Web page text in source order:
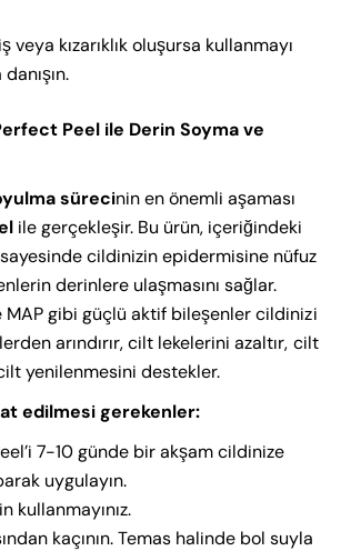
kızarıklık oluşursa kullanmayı
Peel ile Derin Soyma ve
sürecinin en önemli aşaması
ile gerçekleşir. Bu ürün, içeriğindeki
cildinizin epidermisine nüfuz
derinlere ulaşmasını sağlar.
MAP gibi güçlü aktif bileşenler cildinizi
arındırır, cilt lekelerini azaltır, cilt
yenilenmesini destekler.
edilmesi gerekenler:
7-10 günde bir akşam cildinize
uygulayın.
kullanmayınız.
kaçının. Temas halinde bol suyla